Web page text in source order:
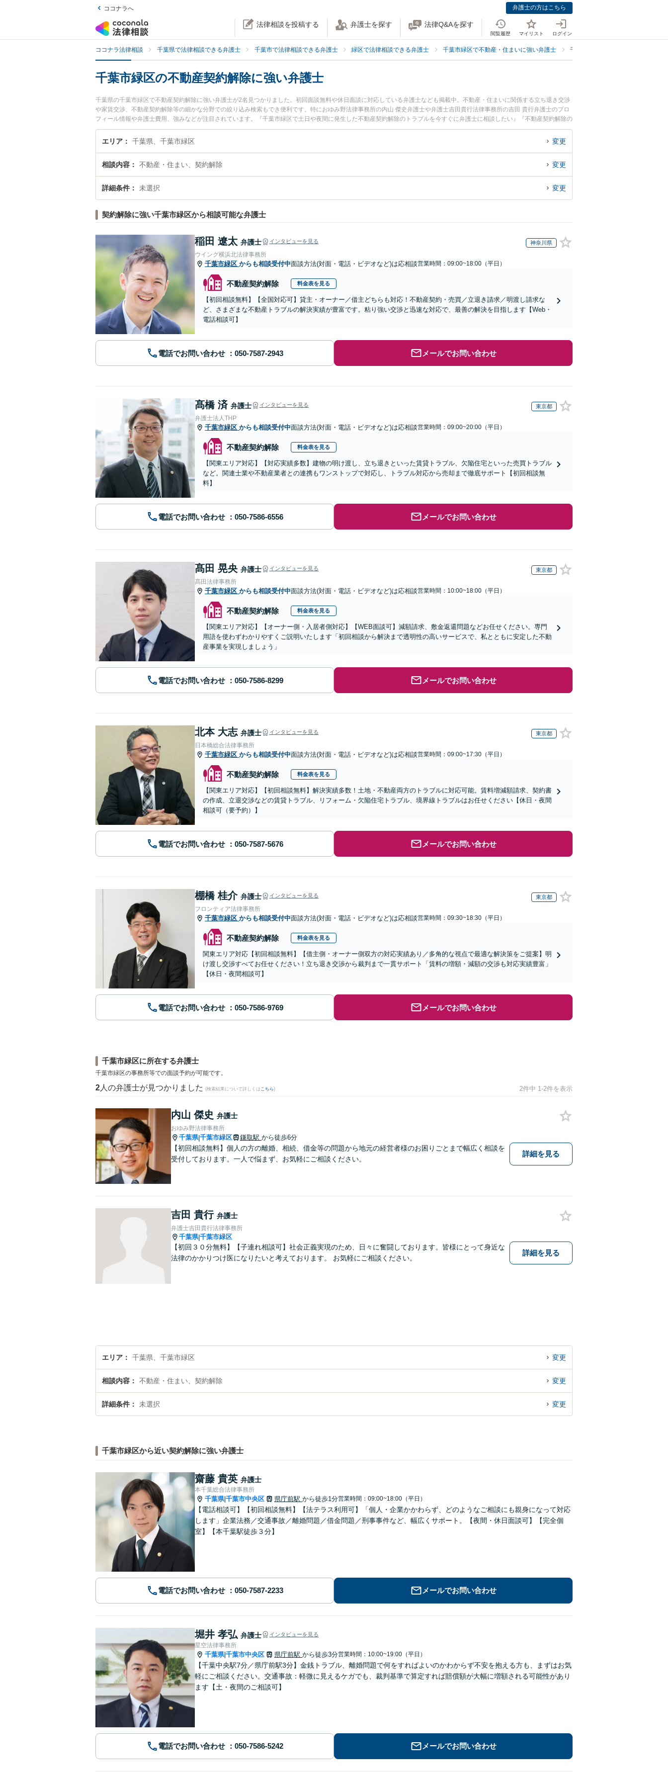
ココナラへ 弁護士の方はこちら
法律相談を投稿する 弁護士を探す 法律Q&Aを探す
閲覧履歴 マイリスト ログイン
ココナラ法律相談 千葉県で法律相談できる弁護士 千葉市で法律相談できる弁護士 緑区で法律相談できる弁護士 千葉市緑区で不動産・住まいに強い弁護士 千葉市緑区で契約解除に強い弁護士
千葉市緑区の不動産契約解除に強い弁護士
千葉県の千葉市緑区で不動産契約解除に強い弁護士が2名見つかりました。初回面談無料や休日面談に対応している弁護士なども掲載中。不動産・住まいに関係する立ち退き交渉
や家賃交渉、不動産契約解除等の細かな分野での絞り込み検索もでき便利です。特におゆみ野法律事務所の内山 傑史弁護士や弁護士吉田貴行法律事務所の吉田 貴行弁護士のプロ
フィール情報や弁護士費用、強みなどが注目されています。『千葉市緑区で土日や夜間に発生した不動産契約解除のトラブルを今すぐに弁護士に相談したい』『不動産契約解除の
トラブル解決の実績豊富な近くの弁護士を検索したい』『初回相談無料で不動産契約解除を法律相談できる千葉市緑区内の弁護士に相談予約したい』などでお困りの相談者さんに
おすすめです。
エリア 千葉県、千葉市緑区 変更
相談内容 不動産・住まい、契約解除 変更
詳細条件 未選択 変更
契約解除に強い千葉市緑区から相談可能な弁護士
稲田 遼太 弁護士 インタビューを見る 神奈川県
ウイング横浜北法律事務所
千葉市緑区 からも相談受付中面談方法(対面・電話・ビデオなど)は応相談営業時間：09:00~18:00（平日）
不動産契約解除 料金表を見る
【初回相談無料】【全国対応可】貸主・オーナー／借主どちらも対応！不動産契約・売買／立退き請求／明渡し請求な
ど、さまざまな不動産トラブルの解決実績が豊富です。粘り強い交渉と迅速な対応で、最善の解決を目指します【Web・
電話相談可】
電話でお問い合わせ メールでお問い合わせ
髙橋 済 弁護士 インタビューを見る 東京都
弁護士法人THP
千葉市緑区 からも相談受付中面談方法(対面・電話・ビデオなど)は応相談営業時間：09:00~20:00（平日）
不動産契約解除 料金表を見る
【関東エリア対応】【対応実績多数】建物の明け渡し、立ち退きといった賃貸トラブル、欠陥住宅といった売買トラブル
など。関連士業や不動産業者との連携もワンストップで対応し、トラブル対応から売却まで徹底サポート【初回相談無
料】
電話でお問い合わせ メールでお問い合わせ
髙田 晃央 弁護士 インタビューを見る 東京都
髙田法律事務所
千葉市緑区 からも相談受付中面談方法(対面・電話・ビデオなど)は応相談営業時間：10:00~18:00（平日）
不動産契約解除 料金表を見る
【関東エリア対応】【オーナー側・入居者側対応】【WEB面談可】減額請求、敷金返還問題などお任せください。専門
用語を使わずわかりやすくご説明いたします「初回相談から解決まで透明性の高いサービスで、私とともに安定した不動
産事業を実現しましょう」
電話でお問い合わせ メールでお問い合わせ
北本 大志 弁護士 インタビューを見る 東京都
日本橋総合法律事務所
千葉市緑区 からも相談受付中面談方法(対面・電話・ビデオなど)は応相談営業時間：09:00~17:30（平日）
不動産契約解除 料金表を見る
【関東エリア対応】【初回相談無料】解決実績多数！土地・不動産両方のトラブルに対応可能。賃料増減額請求、契約書
の作成、立退交渉などの賃貸トラブル、リフォーム・欠陥住宅トラブル、境界線トラブルはお任せください【休日・夜間
相談可（要予約）】
電話でお問い合わせ メールでお問い合わせ
棚橋 桂介 弁護士 インタビューを見る 東京都
フロンティア法律事務所
千葉市緑区 からも相談受付中面談方法(対面・電話・ビデオなど)は応相談営業時間：09:30~18:30（平日）
不動産契約解除 料金表を見る
関東エリア対応【初回相談無料】【借主側・オーナー側双方の対応実績あり／多角的な視点で最適な解決策をご提案】明
け渡し交渉すべてお任せください！立ち退き交渉から裁判まで一貫サポート「賃料の増額・減額の交渉も対応実績豊富」
【休日・夜間相談可】
電話でお問い合わせ メールでお問い合わせ
千葉市緑区に所在する弁護士
千葉市緑区の事務所等での面談予約が可能です。
2 人の弁護士が見つかりました (検索結果について詳しくは こちら) 2件中 1-2件を表示
内山 傑史 弁護士
おゆみ野法律事務所
千葉県|千葉市緑区 鎌取駅 から徒歩6分
【初回相談無料】個人の方の離婚、相続、借金等の問題から地元の経営者様のお困りごとまで幅広く相談を
受付しております。一人で悩まず、お気軽にご相談ください。
詳細を見る
吉田 貴行 弁護士
弁護士吉田貴行法律事務所
千葉県|千葉市緑区
【初回３０分無料】【子連れ相談可】社会正義実現のため、日々に奮闘しております。皆様にとって身近な
法律のかかりつけ医になりたいと考えております。 お気軽にご相談ください。
詳細を見る
エリア 千葉県、千葉市緑区 変更
相談内容 不動産・住まい、契約解除 変更
詳細条件 未選択 変更
千葉市緑区から近い契約解除に強い弁護士
齋藤 貴英 弁護士
本千葉総合法律事務所
千葉県|千葉市中央区 県庁前駅 から徒歩1分営業時間：09:00~18:00（平日）
【電話相談可】【初回相談無料】【法テラス利用可】「個人・企業かかわらず、どのようなご相談にも親身になって対応
します」企業法務／交通事故／離婚問題／借金問題／刑事事件など、幅広くサポート。【夜間・休日面談可】【完全個
室】【本千葉駅徒歩３分】
電話でお問い合わせ メールでお問い合わせ
堀井 孝弘 弁護士 インタビューを見る
星空法律事務所
千葉県|千葉市中央区 県庁前駅 から徒歩3分営業時間：10:00~19:00（平日）
【千葉中央駅7分／県庁前駅3分】金銭トラブル、離婚問題で何をすればよいのかわからず不安を抱える方も、まずはお気
軽にご相談ください。交通事故：軽微に見えるケガでも、裁判基準で算定すれば賠償額が大幅に増額される可能性があり
ます【土・夜間のご相談可】
電話でお問い合わせ メールでお問い合わせ